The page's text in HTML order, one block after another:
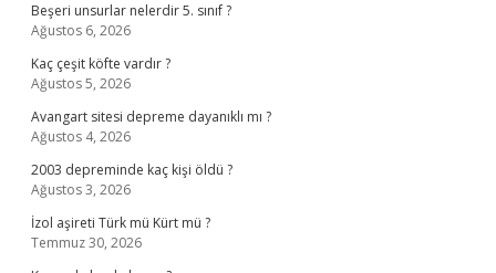
Beşeri unsurlar nelerdir 5. sınıf ?
Ağustos 6, 2026
Kaç çeşit köfte vardır ?
Ağustos 5, 2026
Avangart sitesi depreme dayanıklı mı ?
Ağustos 4, 2026
2003 depreminde kaç kişi öldü ?
Ağustos 3, 2026
İzol aşireti Türk mü Kürt mü ?
Temmuz 30, 2026